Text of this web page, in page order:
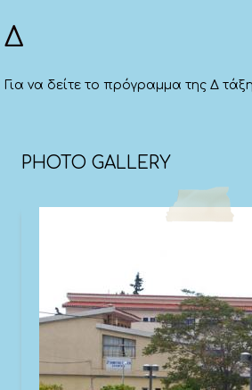
Δ
Για να δείτε το πρόγραμμα της Δ
PHOTO GALLERY